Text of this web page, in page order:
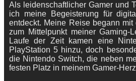
Als leidenschaftlicher Gamer und
ich meine Begeisterung für
entdeckt. Meine Reise begann mit
zum Mittelpunkt meiner Gaming-
Laufe der Zeit kamen eine
PlayStation 5 hinzu, doch
die Nintendo Switch, die neben
festen Platz in meinem Gamer-